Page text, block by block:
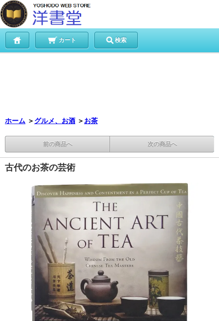
カート 検索
ホーム ＞ グルメ、お酒 ＞ お茶
前の商品へ 次の商品へ
古代のお茶の芸術